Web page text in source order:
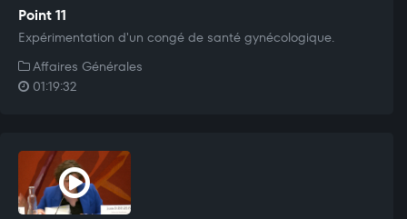
Point 11
Expérimentation d'un congé de santé gynécologique.
Affaires Générales
01:19:32